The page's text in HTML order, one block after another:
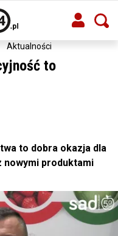
Aktualności
to
to dobra okazja dla
nowymi produktami